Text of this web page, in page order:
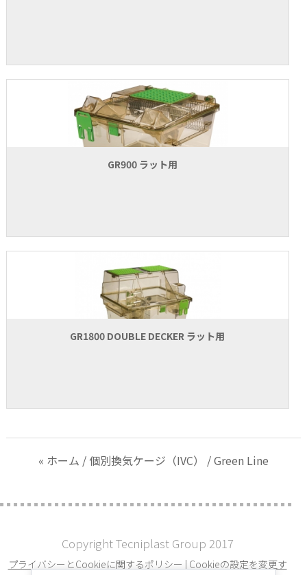
GR900 ラット用
GR1800 DOUBLE DECKER ラット用
« ホーム / 個別換気ケージ（IVC） / Green Line
Copyright Tecniplast Group 2017
プライバシーとCookieに関するポリシー | Cookieの設定を変更す